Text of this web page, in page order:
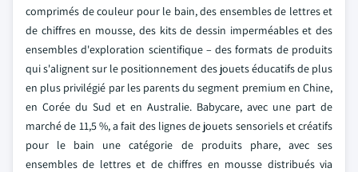
comprimés de couleur pour le bain, des ensembles de lettres et
de chiffres en mousse, des kits de dessin imperméables et des
ensembles d'exploration scientifique – des formats de produits
qui s'alignent sur le positionnement des jouets éducatifs de plus
en plus privilégié par les parents du segment premium en Chine,
en Corée du Sud et en Australie. Babycare, avec une part de
marché de 11,5 %, a fait des lignes de jouets sensoriels et créatifs
pour le bain une catégorie de produits phare, avec ses
ensembles de lettres et de chiffres en mousse distribués via